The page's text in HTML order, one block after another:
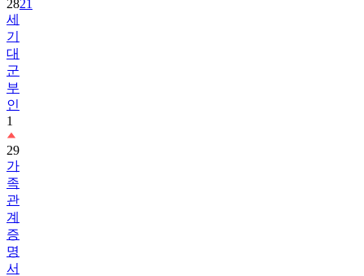
2821
세
기
대
군
부
인
1
29
가
족
관
계
증
명
서